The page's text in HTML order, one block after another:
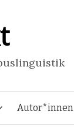
Autor*innen